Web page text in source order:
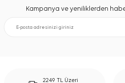
Kampanya ve yeniliklerden
2249 TL Üzeri